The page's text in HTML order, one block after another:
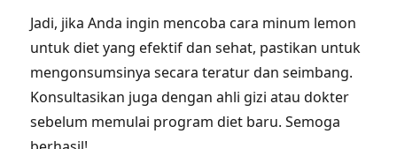
Jadi, jika Anda ingin mencoba cara minum lemon
untuk diet yang efektif dan sehat, pastikan untuk
mengonsumsinya secara teratur dan seimbang.
Konsultasikan juga dengan ahli gizi atau dokter
sebelum memulai program diet baru. Semoga